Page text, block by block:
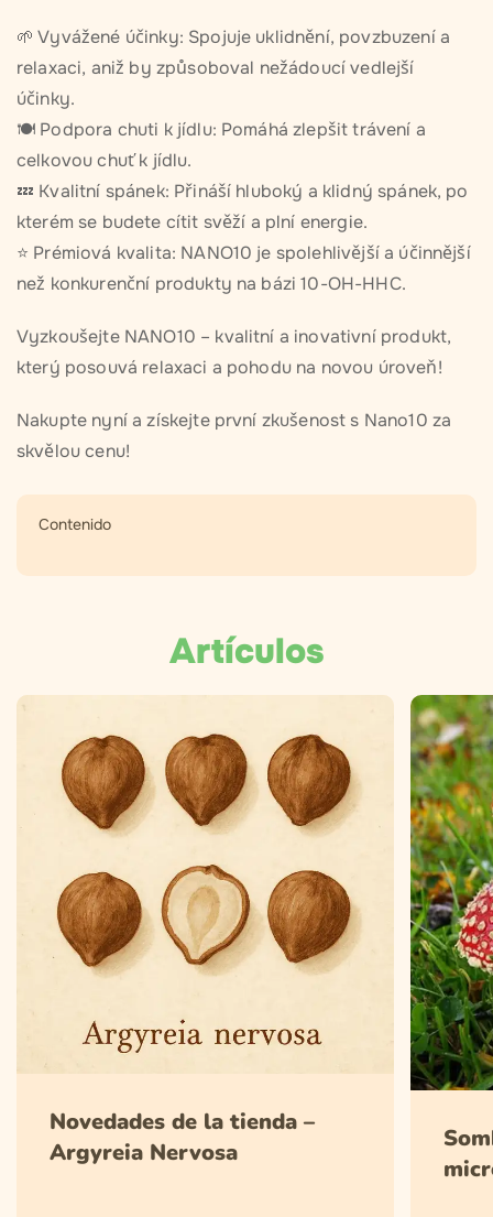
🌱 Vyvážené účinky: Spojuje uklidnění, povzbuzení a
relaxaci, aniž by způsoboval nežádoucí vedlejší
účinky.
🍽 Podpora chuti k jídlu: Pomáhá zlepšit trávení a
celkovou chuť k jídlu.
💤 Kvalitní spánek: Přináší hluboký a klidný spánek, po
kterém se budete cítit svěží a plní energie.
⭐️ Prémiová kvalita: NANO10 je spolehlivější a účinnější
než konkurenční produkty na bázi 10-OH-HHC.
Vyzkoušejte NANO10 – kvalitní a inovativní produkt,
který posouvá relaxaci a pohodu na novou úroveň!
Nakupte nyní a získejte první zkušenost s Nano10 za
skvělou cenu!
Contenido
Artículos
Novedades de la tienda –
Argyreia Nervosa